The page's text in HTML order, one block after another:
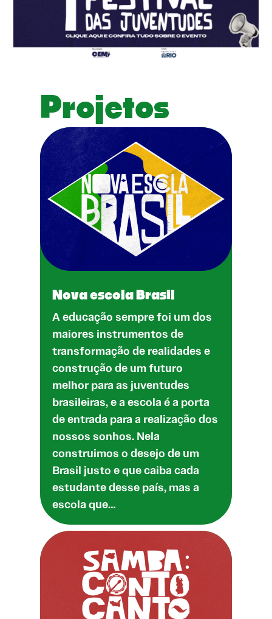
Projetos
Nova escola Brasil
A educação sempre foi um dos
maiores instrumentos de
transformação de realidades e
construção de um futuro
melhor para as juventudes
brasileiras, e a escola é a porta
de entrada para a realização dos
nossos sonhos. Nela
construimos o desejo de um
Brasil justo e que caiba cada
estudante desse país, mas a
escola que…